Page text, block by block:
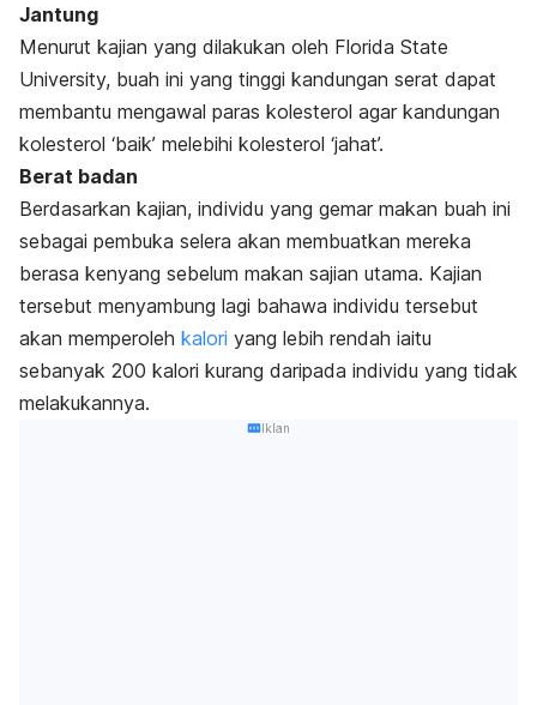
Jantung
Menurut kajian yang dilakukan oleh Florida State
University, buah ini yang tinggi kandungan serat dapat
membantu mengawal paras kolesterol agar kandungan
kolesterol ‘baik’ melebihi kolesterol ‘jahat’.
Berat badan
Berdasarkan kajian, individu yang gemar makan buah ini
sebagai pembuka selera akan membuatkan mereka
berasa kenyang sebelum makan sajian utama. Kajian
tersebut menyambung lagi bahawa individu tersebut
akan memperoleh kalori yang lebih rendah iaitu
sebanyak 200 kalori kurang daripada individu yang tidak
melakukannya.
Iklan